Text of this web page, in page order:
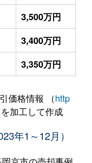
3,500万円
3,400万円
3,350万円
価格情報 （http
加工して作成
年1～12月）